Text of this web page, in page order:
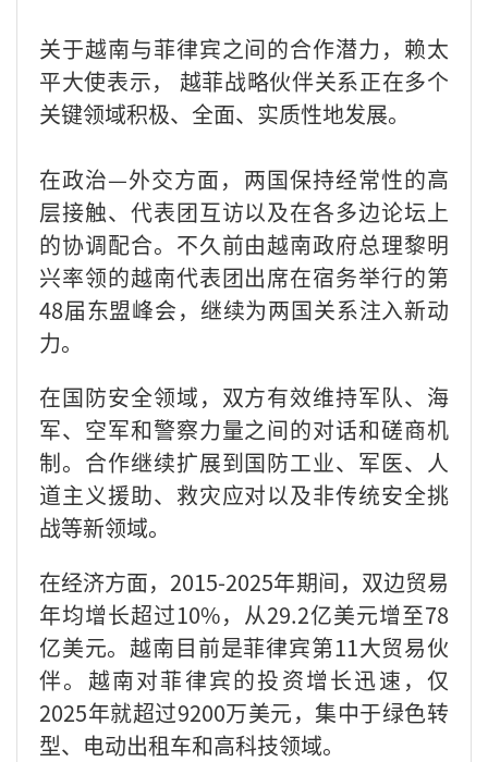
关于越南与菲律宾之间的合作潜力，赖太
平大使表示， 越菲战略伙伴关系正在多个
关键领域积极、全面、实质性地发展。
在政治—外交方面，两国保持经常性的高
层接触、代表团互访以及在各多边论坛上
的协调配合。不久前由越南政府总理黎明
兴率领的越南代表团出席在宿务举行的第
48届东盟峰会，继续为两国关系注入新动
力。
在国防安全领域，双方有效维持军队、海
军、空军和警察力量之间的对话和磋商机
制。合作继续扩展到国防工业、军医、人
道主义援助、救灾应对以及非传统安全挑
战等新领域。
在经济方面，2015-2025年期间，双边贸易
年均增长超过10%，从29.2亿美元增至78
亿美元。越南目前是菲律宾第11大贸易伙
伴。越南对菲律宾的投资增长迅速，仅
2025年就超过9200万美元，集中于绿色转
型、电动出租车和高科技领域。